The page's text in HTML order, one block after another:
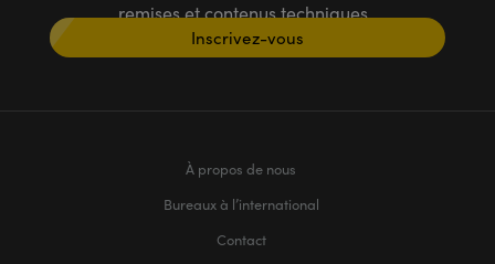
remises et contenus techniques
Inscrivez-vous
À propos de nous
Bureaux à l’international
Contact